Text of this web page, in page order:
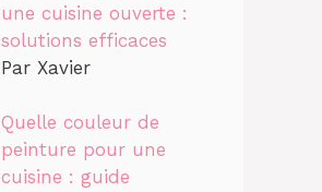
une cuisine ouverte :
solutions efficaces
Par Xavier
Quelle couleur de
peinture pour une
cuisine : guide